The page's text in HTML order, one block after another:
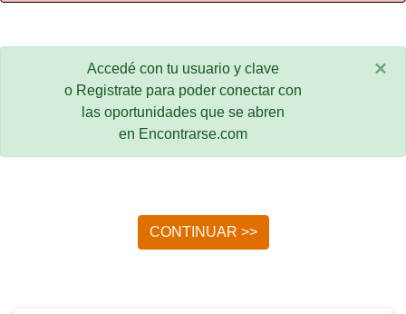
Accedé con tu usuario y clave
o Registrate para poder conectar con
las oportunidades que se abren
en Encontrarse.com
×
CONTINUAR >>